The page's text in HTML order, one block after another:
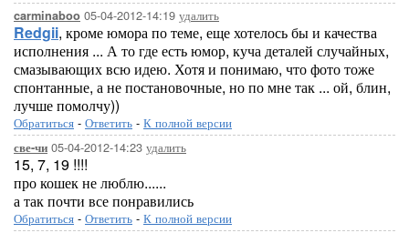
carminaboo 05-04-2012-14:19 удалить
Redgii, кроме юмора по теме, еще хотелось бы и качества
исполнения ... А то где есть юмор, куча деталей случайных,
смазывающих всю идею. Хотя и понимаю, что фото тоже
спонтанные, а не постановочные, но по мне так ... ой, блин,
лучше помолчу))
Обратиться - Ответить - К полной версии
све-чи 05-04-2012-14:23 удалить
15, 7, 19 !!!!
про кошек не люблю......
а так почти все понравились
Обратиться - Ответить - К полной версии